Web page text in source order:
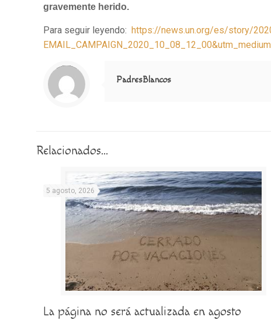
gravemente herido.
Para seguir leyendo:https://news.un.org/es/story/
Notice
: Trying to access array offset on value of type null in
/home/misioner/public_html/padresblancos/themes/betheme/includes/content-single.php
on line
286
PadresBlancos
Relacionados...
5 agosto, 2026
La página no será actualizada en agosto